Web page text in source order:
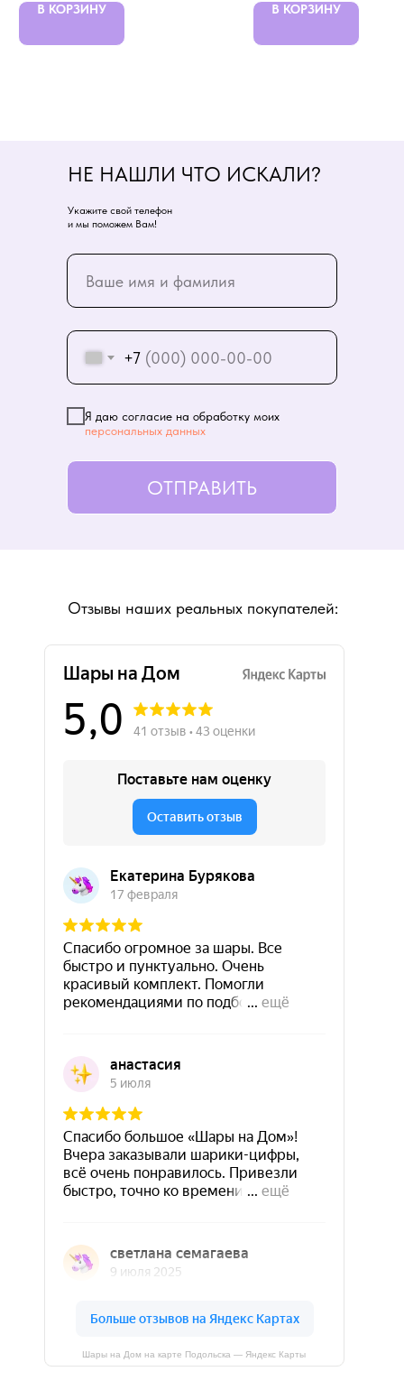
В КОРЗИНУ В КОРЗИНУ
+7
Я даю согласие на обработку моих
персональных данных
ОТПРАВИТЬ
НЕ НАШЛИ ЧТО ИСКАЛИ?
Укажите свой телефон
и мы поможем Вам!
Шары на Дом на карте Подольска — Яндекс Карты
Отзывы наших реальных покупателей: